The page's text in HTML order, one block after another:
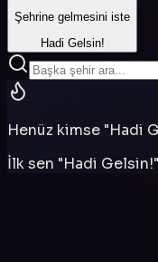
Şehrine gelmesini iste
Hadi Gelsin!
Henüz kimse "Hadi
İlk sen "Hadi